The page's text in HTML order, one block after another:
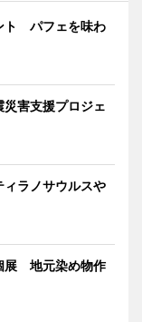
ト パフェを味わ
害支援プロジェ
ラノサウルスや
展 地元染め物作